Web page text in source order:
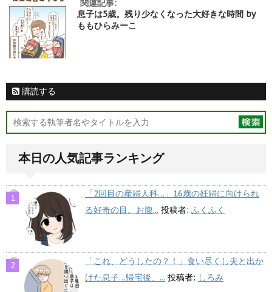
関連記事:
息子は5歳。残り少なくなった大好きな時間 by
ももひらみーこ
購読する
本日の人気記事ランキング
「2回目の産婦人科…」16歳の妊婦に向けられ
る好奇の目。お腹... 投稿者: ふくふく
「これ、どうしたの？！」食い尽くし夫と出か
けた息子…帰宅後、... 投稿者: しろみ